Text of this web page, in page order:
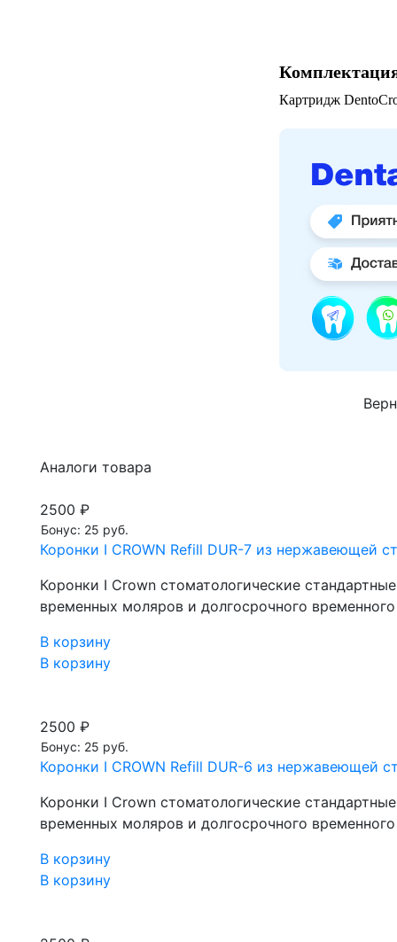
Картридж
Аналоги товара
2500 ₽
Бонус: 25 руб.
Коронки I CROWN Refill DUR-7 из нержавеющей
Коронки I Crown стоматологические
временных моляров и долгосрочного
В корзину
В корзину
2500 ₽
Бонус: 25 руб.
Коронки I CROWN Refill DUR-6 из нержавеющей
Коронки I Crown стоматологические
временных моляров и долгосрочного
В корзину
В корзину